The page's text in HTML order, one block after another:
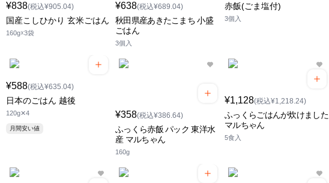
¥838(税込¥905.04)
国産こしひかり 玄米ごはん
160g☓3袋
¥638(税込¥689.04)
秋田県産あきたこまち 小盛
ごはん
3個入
赤飯(ごま塩付)
3個入
¥588(税込¥635.04)
日本のごはん 越後
120g✕4
月間安い値
¥358(税込¥386.64)
ふっくら赤飯 パック 東洋水
産 マルちゃん
160g
¥1,128(税込¥1,218.24)
ふっくらごはんが炊けました
マルちゃん
5食入